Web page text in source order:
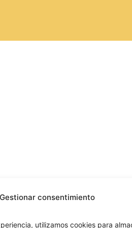
Gestionar consentimiento
utilizamos cookies para